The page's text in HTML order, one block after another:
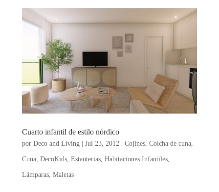
Cuarto infantil de estilo nórdico
por Deco and Living| Jul 23, 2012 Cojines, Colcha de cuna,
Cuna, DecoKids, Estanterias, Habitaciones Infantiles,
Lámparas, Maletas